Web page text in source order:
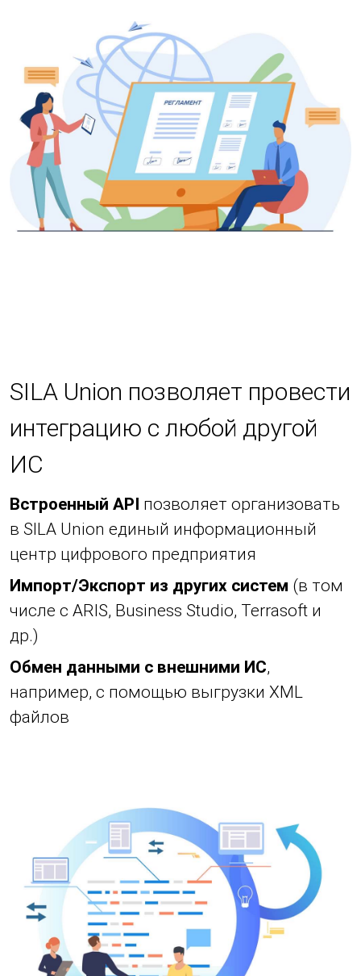
SILA Union позволяет провести
интеграцию с любой другой
ИС
Встроенный API позволяет организовать
в SILA Union единый информационный
центр цифрового предприятия
Импорт/Экспорт из других систем (в том
числе с ARIS, Business Studio, Terrasoft и
др.)
Обмен данными с внешними ИС,
например, с помощью выгрузки XML
файлов